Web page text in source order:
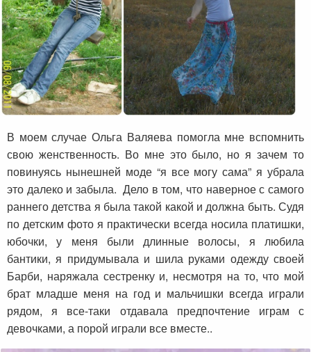
В моем случае Ольга Валяева помогла мне вспомнить
свою женственность. Во мне это было, но я зачем то
повинуясь нынешней моде “я все могу сама” я убрала
это далеко и забыла. Дело в том, что наверное с самого
раннего детства я была такой какой и должна быть. Судя
по детским фото я практически всегда носила платишки,
юбочки, у меня были длинные волосы, я любила
бантики, я придумывала и шила руками одежду своей
Барби, наряжала сестренку и, несмотря на то, что мой
брат младше меня на год и мальчишки всегда играли
рядом, я все-таки отдавала предпочтение играм с
девочками, а порой играли все вместе..